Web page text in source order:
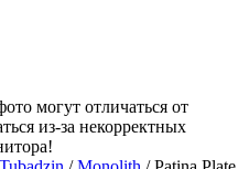
могут отличаться от
из-за некорректных